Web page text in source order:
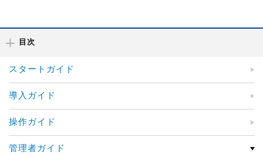
目次
スタートガイド
導入ガイド
操作ガイド
管理者ガイド